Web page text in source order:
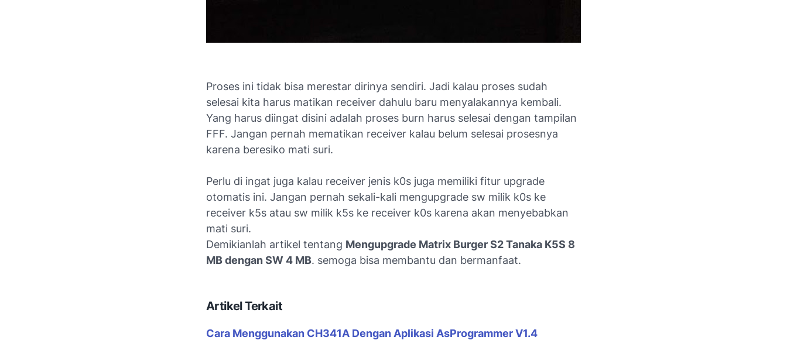
Proses ini tidak bisa merestar dirinya sendiri. Jadi kalau proses sudah
selesai kita harus matikan receiver dahulu baru menyalakannya kembali.
Yang harus diingat disini adalah proses burn harus selesai dengan tampilan
FFF. Jangan pernah mematikan receiver kalau belum selesai prosesnya
karena beresiko mati suri.
Perlu di ingat juga kalau receiver jenis k0s juga memiliki fitur upgrade
otomatis ini. Jangan pernah sekali-kali mengupgrade sw milik k0s ke
receiver k5s atau sw milik k5s ke receiver k0s karena akan menyebabkan
mati suri.
Demikianlah artikel tentang Mengupgrade Matrix Burger S2 Tanaka K5S 8
MB dengan SW 4 MB. semoga bisa membantu dan bermanfaat.
Artikel Terkait
Cara Menggunakan CH341A Dengan Aplikasi AsProgrammer V1.4